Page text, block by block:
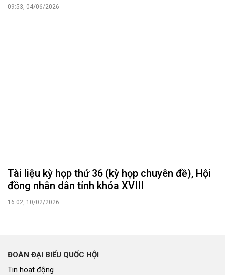
09:53, 04/06/2026
Tài liệu kỳ họp thứ 36 (kỳ họp chuyên đề), Hội
đồng nhân dân tỉnh khóa XVIII
16:02, 10/02/2026
ĐOÀN ĐẠI BIỂU QUỐC HỘI
Tin hoạt động